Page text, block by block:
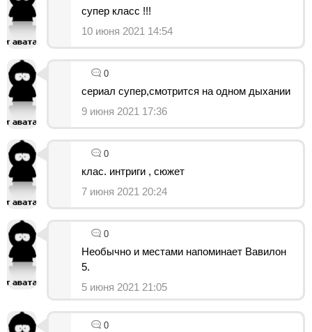
супер класс !!!
10 июня 2021 14:54
0
сериал супер,смотрится на одном дыхании
9 июня 2021 17:36
0
клас. интриги , сюжет
7 июня 2021 20:24
0
Необычно и местами напоминает Вавилон
5.
5 июня 2021 21:05
0